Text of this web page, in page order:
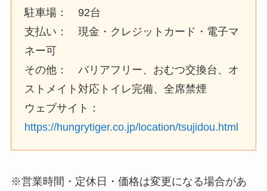
駐車場： 92台
支払い： 現金・クレジットカード・電子マ
ネー可
その他： バリアフリー、おむつ交換台、オ
ストメイト対応トイレ完備、全席禁煙
ウェブサイト：
https://hungrytiger.co.jp/location/tsujidou.html
※営業時間・定休日・価格は変更になる場合があ